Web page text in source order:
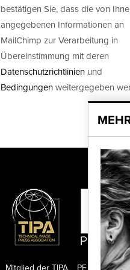
bestätigen Sie, dass die von
angegebenen Informationen an
MailChimp zur Verarbeitung in
Übereinstimmung mit deren
Datenschutzrichtlinien und
Bedingungenweitergegeben
PF Publishing
Mitglied der TIPA